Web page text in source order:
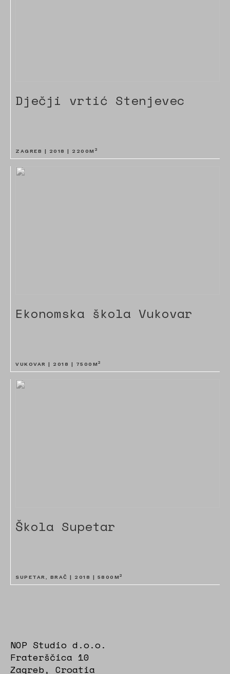
Dječji vrtić Stenjevec
ZAGREB | 2018 | 2200M 2
Ekonomska škola Vukovar
VUKOVAR | 2018 | 7500 M 2
Škola Supetar
SUPETAR, BRAČ | 2018 | 5800 M 2
NOP Studio d.o.o.
Fraterščica 10
Zagreb, Croatia